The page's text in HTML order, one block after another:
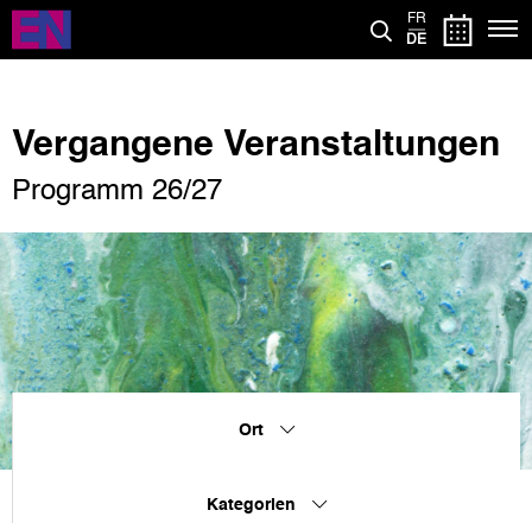
Direkt
zum
Inhalt
FR
DE
Vergangene Veranstaltungen
Programm 26/27
Ort
Kategorien